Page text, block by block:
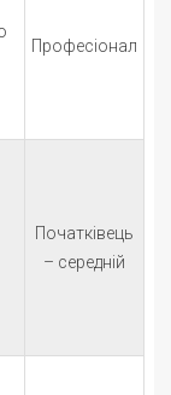
Професіонал
Початківець
– середній